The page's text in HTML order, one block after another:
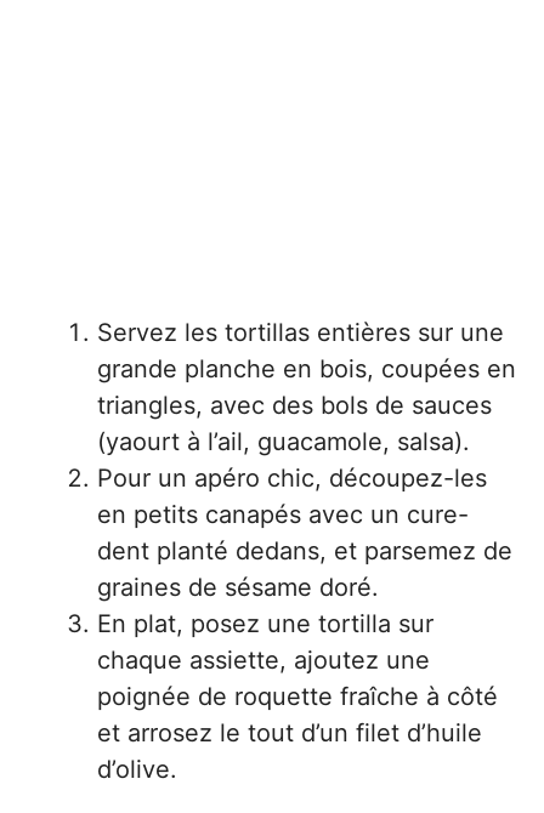
Servez les tortillas entières sur une
grande planche en bois, coupées en
triangles, avec des bols de sauces
(yaourt à l’ail, guacamole, salsa).
Pour un apéro chic, découpez-les
en petits canapés avec un cure-
dent planté dedans, et parsemez de
graines de sésame doré.
En plat, posez une tortilla sur
chaque assiette, ajoutez une
poignée de roquette fraîche à côté
et arrosez le tout d’un filet d’huile
d’olive.